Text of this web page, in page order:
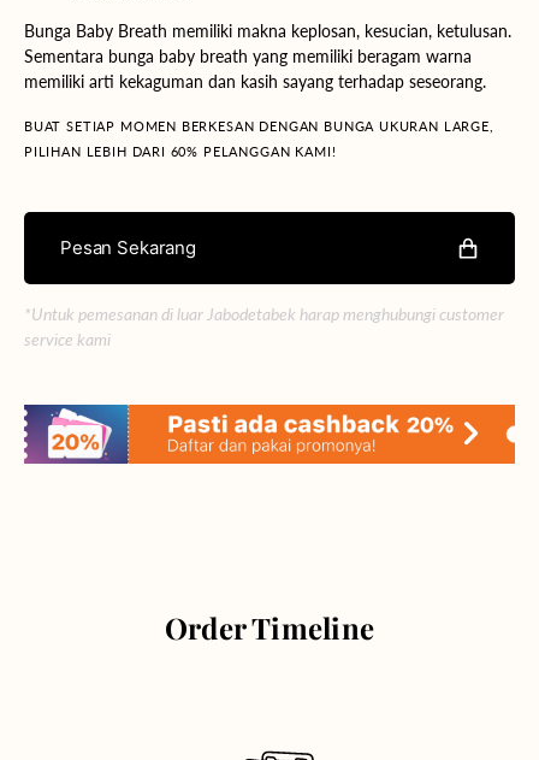
Bunga Baby Breath memiliki makna keplosan, kesucian, ketulusan.
Sementara bunga baby breath yang memiliki beragam warna
memiliki arti kekaguman dan kasih sayang terhadap seseorang.
BUAT SETIAP MOMEN BERKESAN DENGAN BUNGA UKURAN LARGE,
PILIHAN LEBIH DARI 60% PELANGGAN KAMI!
Pesan Sekarang
*Untuk pemesanan di luar Jabodetabek harap menghubungi customer
service kami
Order Timeline